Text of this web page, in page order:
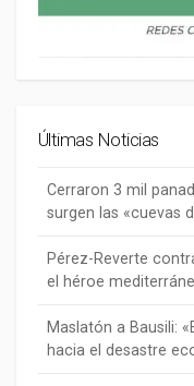
Últimas Noticias
Cerraron 3 mil
surgen las «cuevas
Pérez-Reverte
el héroe
Maslatón a Bausili:
hacia el desastre